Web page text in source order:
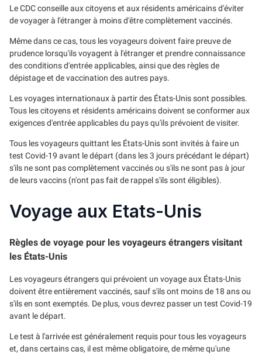
Le CDC conseille aux citoyens et aux résidents américains d'éviter
de voyager à l'étranger à moins d'être complètement vaccinés.
Même dans ce cas, tous les voyageurs doivent faire preuve de
prudence lorsqu'ils voyagent à l'étranger et prendre connaissance
des conditions d'entrée applicables, ainsi que des règles de
dépistage et de vaccination des autres pays.
Les voyages internationaux à partir des États-Unis sont possibles.
Tous les citoyens et résidents américains doivent se conformer aux
exigences d'entrée applicables du pays qu'ils prévoient de visiter.
Tous les voyageurs quittant les États-Unis sont invités à faire un
test Covid-19 avant le départ (dans les 3 jours précédant le départ)
s'ils ne sont pas complètement vaccinés ou s'ils ne sont pas à jour
de leurs vaccins (n'ont pas fait de rappel s'ils sont éligibles).
Voyage aux Etats-Unis
Règles de voyage pour les voyageurs étrangers visitant
les États-Unis
Les voyageurs étrangers qui prévoient un voyage aux États-Unis
doivent être entièrement vaccinés, sauf s'ils ont moins de 18 ans ou
s'ils en sont exemptés. De plus, vous devrez passer un test Covid-19
avant le départ.
Le test à l'arrivée est généralement requis pour tous les voyageurs
et, dans certains cas, il est même obligatoire, de même qu'une